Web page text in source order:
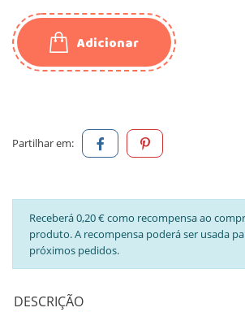
Adicionar
Partilhar em:
Receberá 0,20 € como recompensa ao
produto. A recompensa poderá ser usada
próximos pedidos.
DESCRIÇÃO